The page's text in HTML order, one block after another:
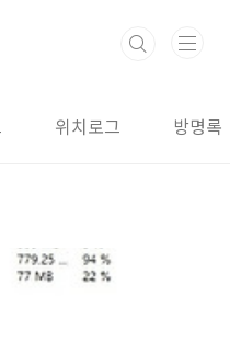
위치로그 방명록